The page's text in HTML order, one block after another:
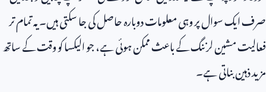
صرف ایک سوال پر وہی معلومات دوبارہ حاصل کی جا سکتی ہیں۔ یہ تمام تر
فعالیت مشین لرننگ کے باعث ممکن ہوئی ہے، جو الیکسا کو وقت کے ساتھ
مزید ذہین بناتی ہے۔